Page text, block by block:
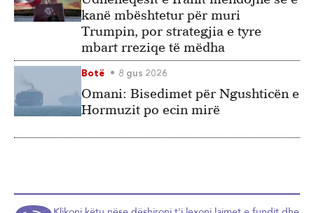
kanë mbështetur për muri
Trumpin, por strategjia e tyre
mbart rreziqe të mëdha
Botë 8 gus 2026
Omani: Bisedimet për Ngushticën e
Hormuzit po ecin mirë